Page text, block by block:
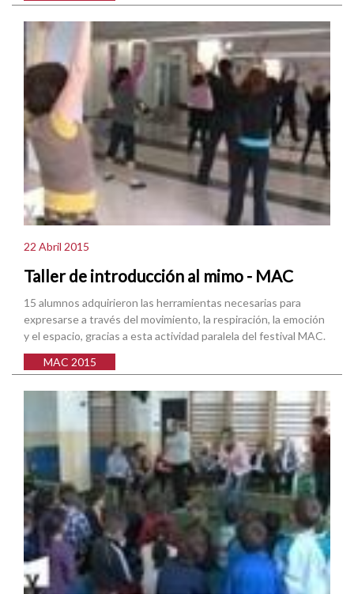
22 Abril 2015
Taller de introducción al mimo - MAC
15 alumnos adquirieron las herramientas necesarias para
expresarse a través del movimiento, la respiración, la emoción
y el espacio, gracias a esta actividad paralela del festival MAC.
MAC 2015